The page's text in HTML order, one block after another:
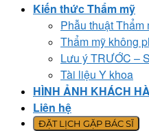
Kiến thức Thẩm mỹ
Phẫu thuật Thẩm
Thẩm mỹ không
Lưu ý TRƯỚC –
Tài liệu Y khoa
HÌNH ẢNH KHÁCH
Liên hệ
ĐẶT LỊCH GẶP BÁC SĨ